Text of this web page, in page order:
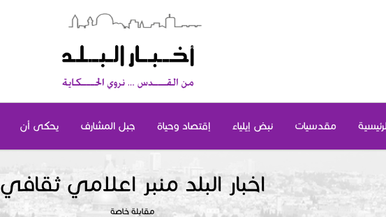
مقدسيات نبض إيلياء إقتصاد وحياة جبل المشارف يحكى أن
اخبار البلد منبر اعلامي ثقافي
مقابلة خاصة